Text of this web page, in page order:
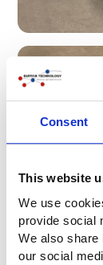
Consent
This website
We use
provide social
We also share
our social